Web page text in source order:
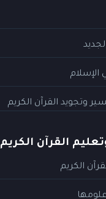
الإسلام
وتجويد القرآن الكريم
القرآن الكريم
الكريم